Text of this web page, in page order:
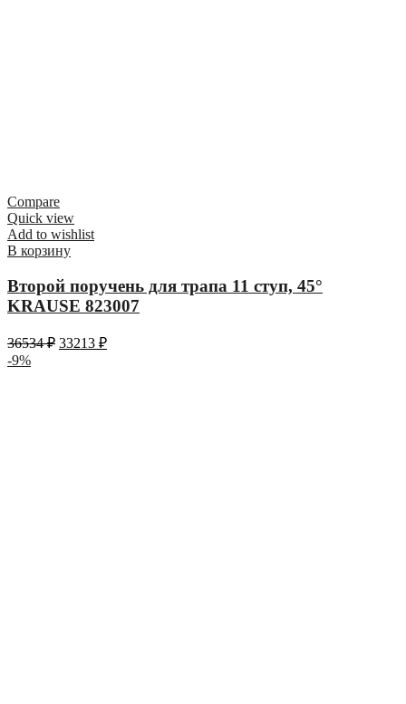
Compare
Quick view
Add to wishlist
В корзину
Второй поручень для трапа 11 ступ, 45°
KRAUSE 823007
36534₽ 33213 ₽
-9%